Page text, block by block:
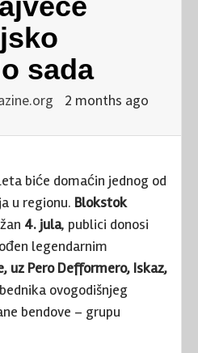
sada
2 months ago
biće domaćin jednog od
u regionu. Blokstok
4. jula, publici donosi
legendarnim
uz Pero Defformero, Iskaz,
ovogodišnjeg
bendove – grupu